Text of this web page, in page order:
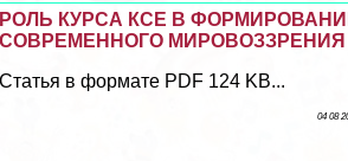
РОЛЬ КУРСА КСЕ В
СОВРЕМЕННОГО МИРОВОЗЗРЕНИЯ
Статья в формате PDF 124 KB...
04 08